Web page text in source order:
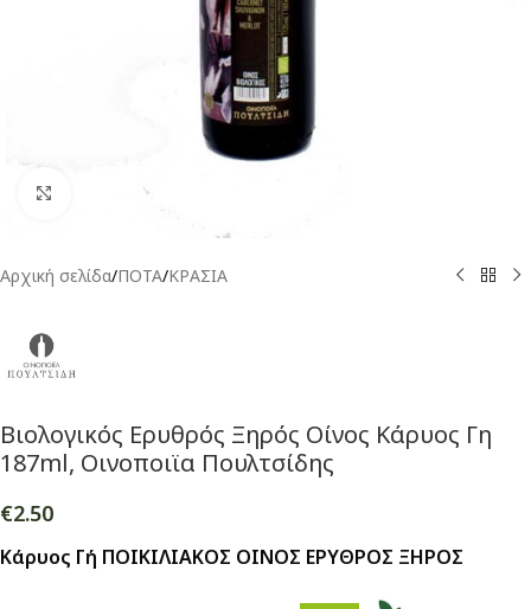
Click to enlarge
Αρχική σελίδα/ΠΟΤΑ/ΚΡΑΣΙΑ
Βιολογικός Ερυθρός Ξηρός Οίνος Κάρυος Γη
187ml, Οινοποιϊα Πουλτσίδης
€2.50
Κάρυος Γή ΠΟΙΚΙΛΙΑΚΟΣ ΟΙΝΟΣ ΕΡΥΘΡΟΣ ΞΗΡΟΣ